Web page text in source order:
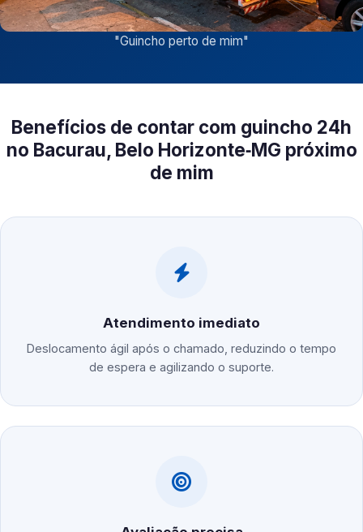
"Guincho perto de mim"
Benefícios de contar com guincho 24h
no Bacurau, Belo Horizonte‑MG próximo
de mim
Atendimento imediato
Deslocamento ágil após o chamado, reduzindo o tempo
de espera e agilizando o suporte.